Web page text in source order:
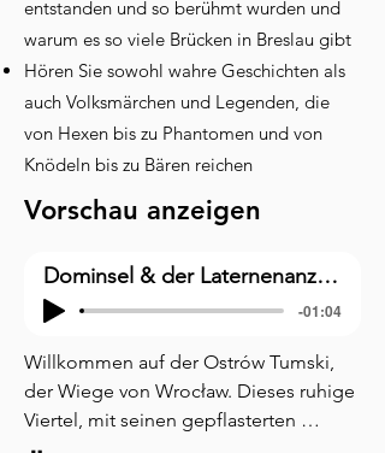
entstanden und so berühmt wurden und
warum es so viele Brücken in Breslau gibt
Hören Sie sowohl wahre Geschichten als
auch Volksmärchen und Legenden, die
von Hexen bis zu Phantomen und von
Knödeln bis zu Bären reichen
Vorschau anzeigen
Dominsel & der Laternenanzünder
-01:04
Willkommen auf der Ostrów Tumski,
der Wiege von Wrocław. Dieses ruhige
Viertel, mit seinen gepflasterten